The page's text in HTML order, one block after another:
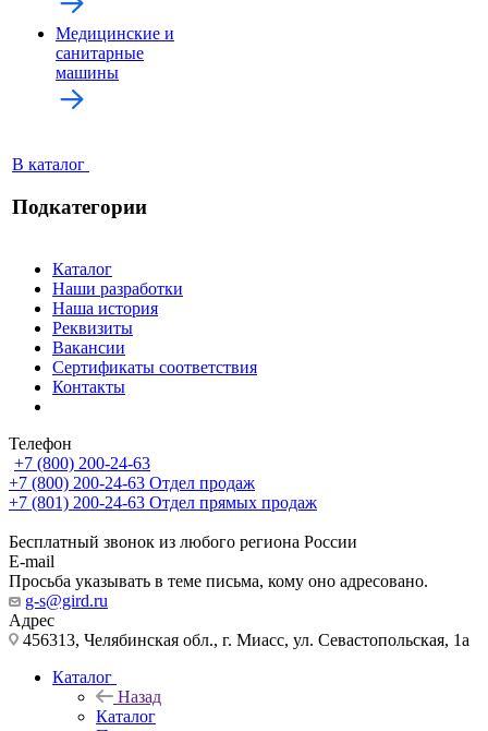
Медицинские и
санитарные
машины
В каталог
Подкатегории
Каталог
Наши разработки
Наша история
Реквизиты
Вакансии
Сертификаты соответствия
Контакты
Телефон
+7 (800) 200-24-63
+7 (800) 200-24-63 Отдел продаж
+7 (801) 200-24-63 Отдел прямых продаж
Бесплатный звонок из любого региона России
E-mail
Просьба указывать в теме письма, кому оно адресовано.
g-s@gird.ru
Адрес
456313, Челябинская обл., г. Миасс, ул. Севастопольская, 1а
Каталог
Назад
Каталог